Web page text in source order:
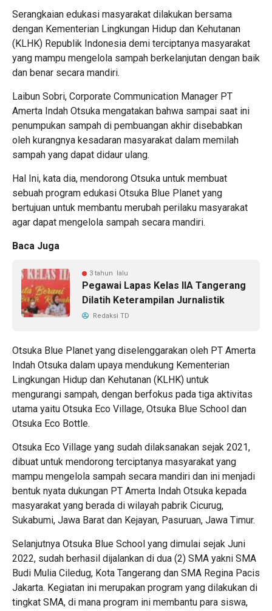
Serangkaian edukasi masyarakat dilakukan bersama
dengan Kementerian Lingkungan Hidup dan Kehutanan
(KLHK) Republik Indonesia demi terciptanya masyarakat
yang mampu mengelola sampah berkelanjutan dengan baik
dan benar secara mandiri.
Laibun Sobri, Corporate Communication Manager PT
Amerta Indah Otsuka mengatakan bahwa sampai saat ini
penumpukan sampah di pembuangan akhir disebabkan
oleh kurangnya kesadaran masyarakat dalam memilah
sampah yang dapat didaur ulang.
Hal Ini, kata dia, mendorong Otsuka untuk membuat
sebuah program edukasi Otsuka Blue Planet yang
bertujuan untuk membantu merubah perilaku masyarakat
agar dapat mengelola sampah secara mandiri.
Baca Juga
3 tahun lalu
Pegawai Lapas Kelas IIA Tangerang
Dilatih Keterampilan Jurnalistik
Redaksi TD
Otsuka Blue Planet yang diselenggarakan oleh PT Amerta
Indah Otsuka dalam upaya mendukung Kementerian
Lingkungan Hidup dan Kehutanan (KLHK) untuk
mengurangi sampah, dengan berfokus pada tiga aktivitas
utama yaitu Otsuka Eco Village, Otsuka Blue School dan
Otsuka Eco Bottle.
Otsuka Eco Village yang sudah dilaksanakan sejak 2021,
dibuat untuk mendorong terciptanya masyarakat yang
mampu mengelola sampah secara mandiri dan ini menjadi
bentuk nyata dukungan PT Amerta Indah Otsuka kepada
masyarakat yang berada di wilayah pabrik Cicurug,
Sukabumi, Jawa Barat dan Kejayan, Pasuruan, Jawa Timur.
Selanjutnya Otsuka Blue School yang dimulai sejak Juni
2022, sudah berhasil dijalankan di dua (2) SMA yakni SMA
Budi Mulia Ciledug, Kota Tangerang dan SMA Regina Pacis
Jakarta. Kegiatan ini merupakan program yang dilakukan di
tingkat SMA, di mana program ini membantu para siswa,